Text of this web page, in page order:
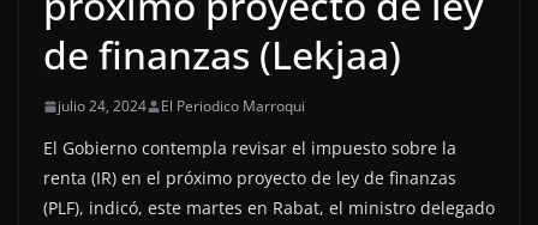
de finanzas (Lekjaa)
julio 24, 2024 El Periodico Marroqui
El Gobierno contempla revisar el impuesto sobre la
renta (IR) en el próximo proyecto de ley de finanzas
(PLF), indicó, este martes en Rabat, el ministro delegado